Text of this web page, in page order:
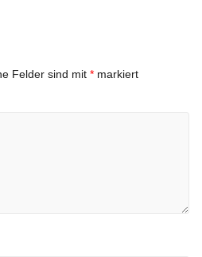
Felder sind mit* markiert